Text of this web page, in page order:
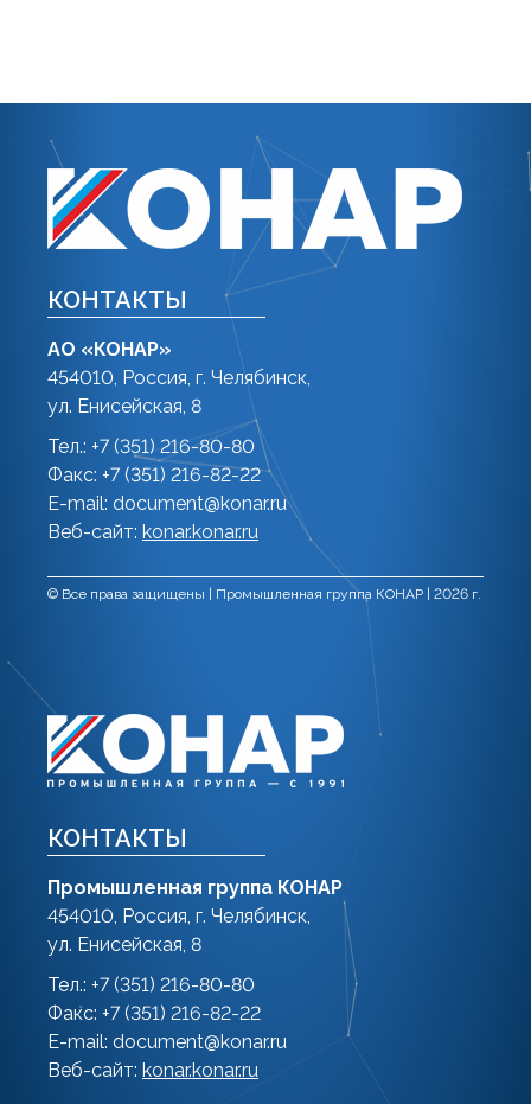
КОНТАКТЫ
АО «КОНАР»
454010, Россия, г. Челябинск,
ул. Енисейская, 8
Тел.: +7 (351) 216-80-80
Факс: +7 (351) 216-82-22
E-mail: document@konar.ru
Веб-сайт: konar.konar.ru
© Все права защищены | Промышленная группа КОНАР | 2026 г.
КОНТАКТЫ
Промышленная группа КОНАР
454010, Россия, г. Челябинск,
ул. Енисейская, 8
Тел.: +7 (351) 216-80-80
Факс: +7 (351) 216-82-22
E-mail: document@konar.ru
Веб-сайт: konar.konar.ru